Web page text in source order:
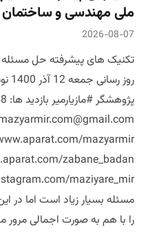
ملی مهندسی و ساختمان
2026-08-07
تکنیک های پیشرفته حل مسئله
mazyarmir
zabane_badan
مسئله بسیار زیاد است اما در
را با هم به صورت اجمالی مرور